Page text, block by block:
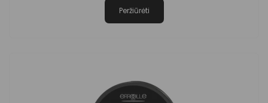
Peržiūrėti